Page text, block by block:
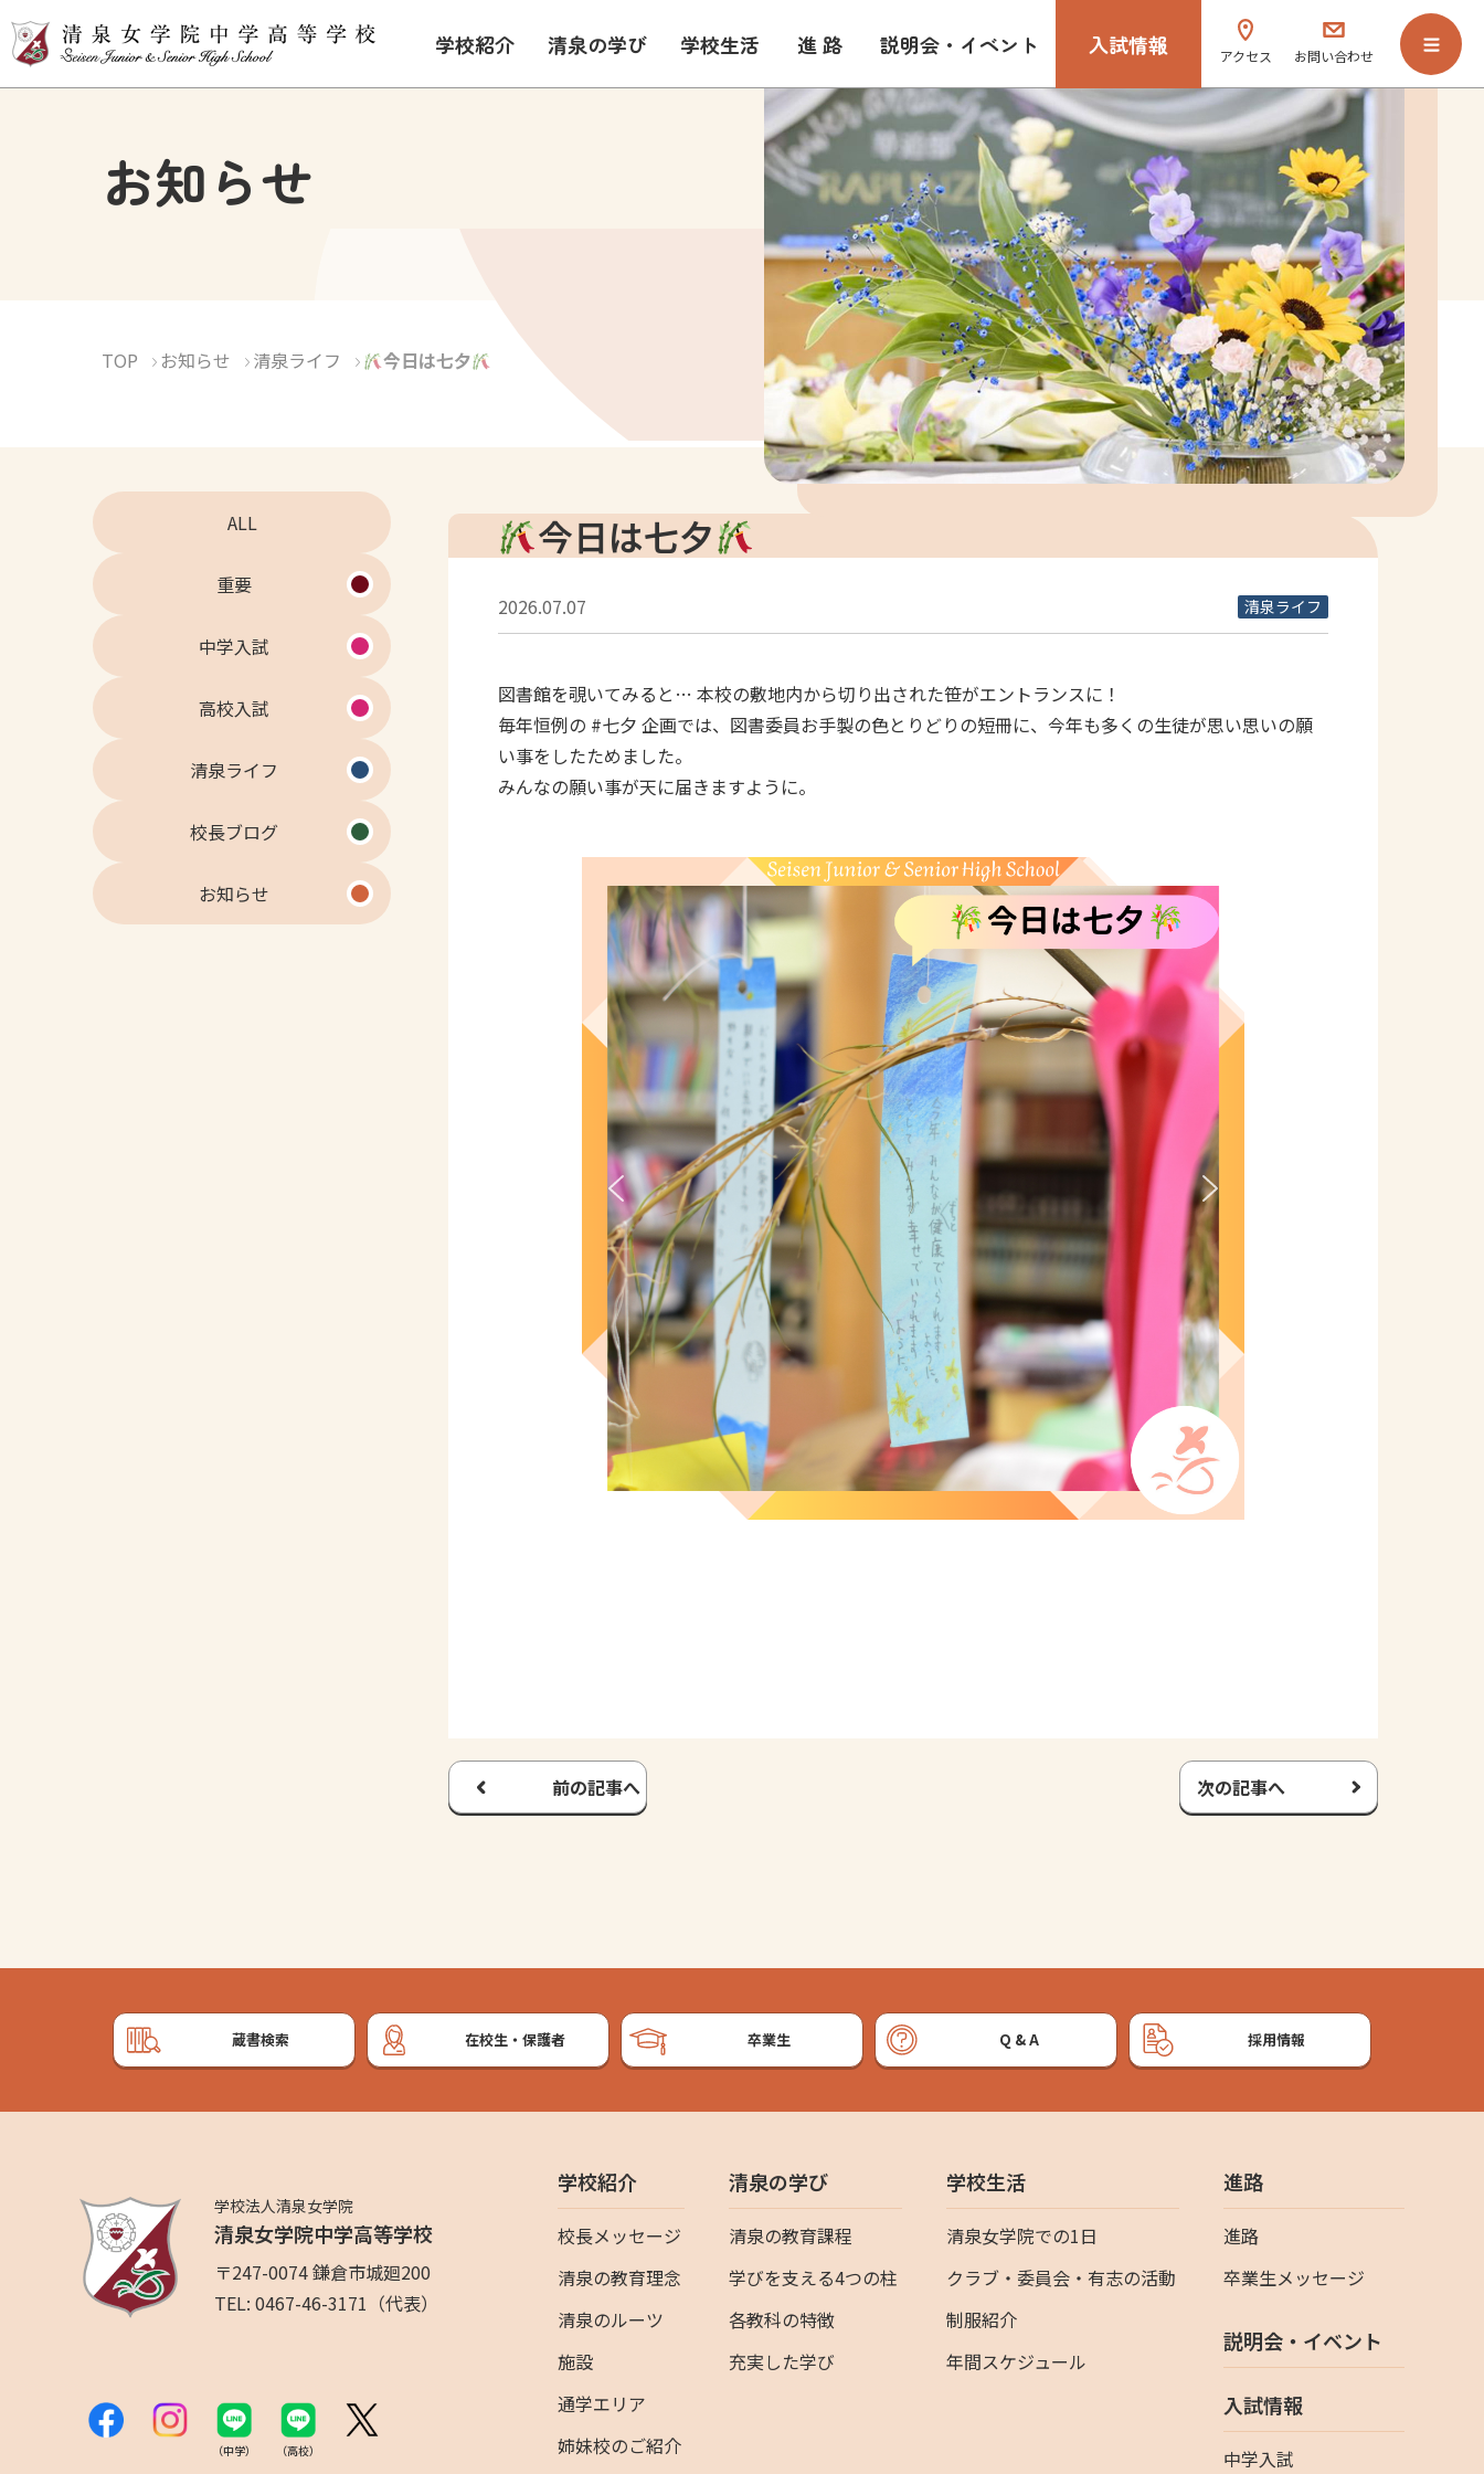
学校紹介 清泉の学び 学校生活 進路 説明会・イベント 入試情報 アクセス お問い合わせ
お知らせ
TOP お知らせ 清泉ライフ 今日は七夕
お知らせ
中学入試
校長ブログ
清泉ライフ
重要
高校入試
ALL 今日は七夕
2026.07.07 清泉ライフ
図書館を覗いてみると… 本校の敷地内から切り出された笹がエントランスに！
毎年恒例の #七夕 企画では、図書委員お手製の色とりどりの短冊に、今年も多くの生徒が思い思いの願
い事をしたためました。
みんなの願い事が天に届きますように。
前の記事へ 次の記事へ
蔵書検索 在校生・保護者 卒業生 Q&A 採用情報
学校法人清泉女学院
清泉女学院中学高等学校
〒247-0074 鎌倉市城廻200
TEL: 0467-46-3171（代表）
学校紹介
校長メッセージ
清泉の教育理念
清泉のルーツ
施設
通学エリア
姉妹校のご紹介
清泉の学び
清泉の教育課程
学びを支える4つの柱
各教科の特徴
充実した学び
学校生活
清泉女学院での1日
クラブ・委員会・有志の活動
制服紹介
年間スケジュール
進路
進路
卒業生メッセージ
説明会・イベント
入試情報
中学入試
（中学） （高校）